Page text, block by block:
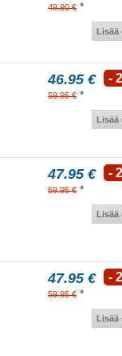
49.90 € *
Lisää
46.95 €
59.95 € *
-
Lisää
47.95 €
59.95 € *
-
Lisää
47.95 €
59.95 € *
-
Lisää